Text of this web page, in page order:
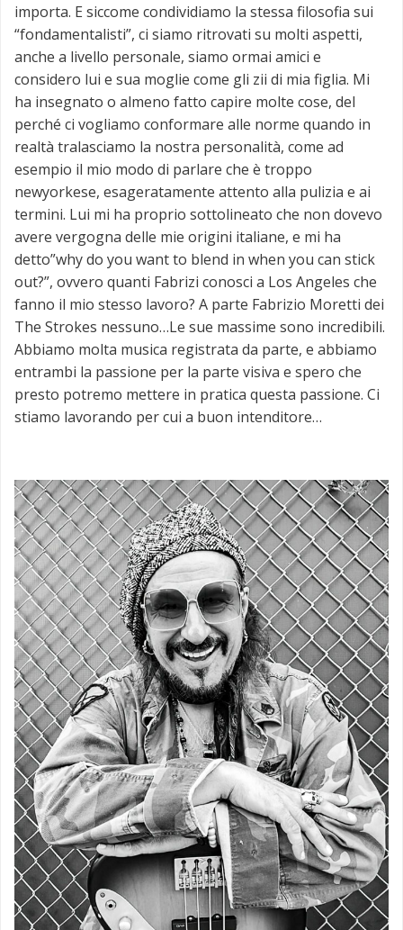
importa. E siccome condividiamo la stessa filosofia sui
“fondamentalisti”, ci siamo ritrovati su molti aspetti,
anche a livello personale, siamo ormai amici e
considero lui e sua moglie come gli zii di mia figlia. Mi
ha insegnato o almeno fatto capire molte cose, del
perché ci vogliamo conformare alle norme quando in
realtà tralasciamo la nostra personalità, come ad
esempio il mio modo di parlare che è troppo
newyorkese, esageratamente attento alla pulizia e ai
termini. Lui mi ha proprio sottolineato che non dovevo
avere vergogna delle mie origini italiane, e mi ha
detto”why do you want to blend in when you can stick
out?”, ovvero quanti Fabrizi conosci a Los Angeles che
fanno il mio stesso lavoro? A parte Fabrizio Moretti dei
The Strokes nessuno…Le sue massime sono incredibili.
Abbiamo molta musica registrata da parte, e abbiamo
entrambi la passione per la parte visiva e spero che
presto potremo mettere in pratica questa passione. Ci
stiamo lavorando per cui a buon intenditore…